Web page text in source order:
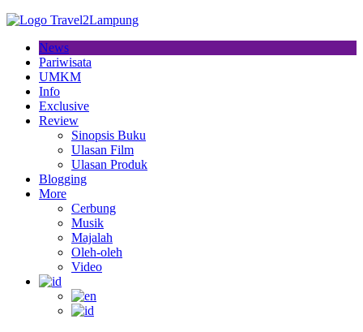
News
Pariwisata
UMKM
Info
Exclusive
Review
Sinopsis Buku
Ulasan Film
Ulasan Produk
Blogging
More
Cerbung
Musik
Majalah
Oleh-oleh
Video